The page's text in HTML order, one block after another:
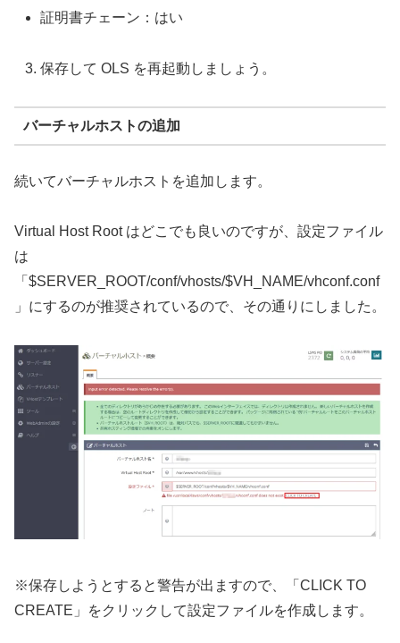
証明書チェーン：はい
保存して OLS を再起動しましょう。
バーチャルホストの追加
続いてバーチャルホストを追加します。
Virtual Host Root はどこでも良いのですが、設定ファイル
は
「$SERVER_ROOT/conf/vhosts/$VH_NAME/vhconf.conf
」にするのが推奨されているので、その通りにしました。
※保存しようとすると警告が出ますので、「CLICK TO
CREATE」をクリックして設定ファイルを作成します。